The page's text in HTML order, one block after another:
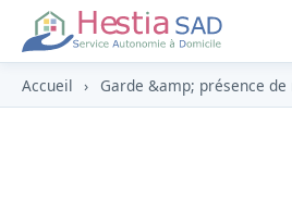
Accueil › Garde &amp; présence de